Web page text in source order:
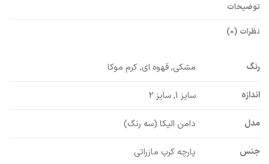
توضیحات
نظرات (0)
رنگ مشکی, قهوه ای, کرم موکا
اندازه سایز 1, سایز 2
مدل دامن الیکا (سه رنگ)
جنس پارچه کرپ مازراتی